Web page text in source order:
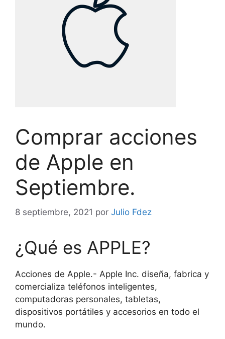
Comprar acciones
de Apple en
Septiembre.
8 septiembre, 2021 por Julio Fdez
¿Qué es APPLE?
Acciones de Apple.- Apple Inc. diseña, fabrica y
comercializa teléfonos inteligentes,
computadoras personales, tabletas,
dispositivos portátiles y accesorios en todo el
mundo.